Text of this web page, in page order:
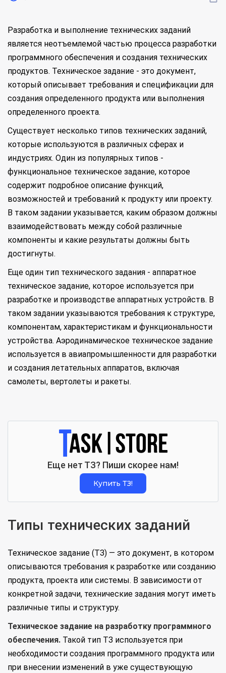
Разработка и выполнение технических заданий
является неотъемлемой частью процесса разработки
программного обеспечения и создания технических
продуктов. Техническое задание - это документ,
который описывает требования и спецификации для
создания определенного продукта или выполнения
определенного проекта.
Существует несколько типов технических заданий,
которые используются в различных сферах и
индустриях. Один из популярных типов -
функциональное техническое задание, которое
содержит подробное описание функций,
возможностей и требований к продукту или проекту.
В таком задании указывается, каким образом должны
взаимодействовать между собой различные
компоненты и какие результаты должны быть
достигнуты.
Еще один тип технического задания - аппаратное
техническое задание, которое используется при
разработке и производстве аппаратных устройств. В
таком задании указываются требования к структуре,
компонентам, характеристикам и функциональности
устройства. Аэродинамическое техническое задание
используется в авиапромышленности для разработки
и создания летательных аппаратов, включая
самолеты, вертолеты и ракеты.
Еще нет ТЗ? Пиши скорее нам!
Купить ТЗ!
Типы технических заданий
Техническое задание (ТЗ) — это документ, в котором
описываются требования к разработке или созданию
продукта, проекта или системы. В зависимости от
конкретной задачи, технические задания могут иметь
различные типы и структуру.
Техническое задание на разработку программного
обеспечения. Такой тип ТЗ используется при
необходимости создания программного продукта или
при внесении изменений в уже существующую